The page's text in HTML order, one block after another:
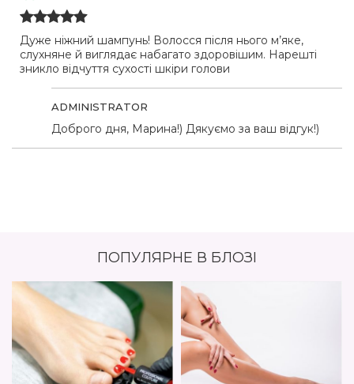
Дуже ніжний шампунь! Волосся після нього м’яке,
слухняне й виглядає набагато здоровішим. Нарешті
зникло відчуття сухості шкіри голови
ADMINISTRATOR
Доброго дня, Марина!) Дякуємо за ваш відгук!)
ПОПУЛЯРНЕ В БЛОЗІ